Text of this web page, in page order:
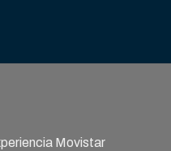
Movistar